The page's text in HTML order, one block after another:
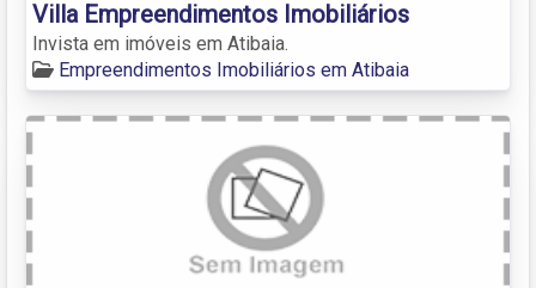
Villa Empreendimentos Imobiliários
Invista em imóveis em Atibaia.
Empreendimentos Imobiliários em Atibaia